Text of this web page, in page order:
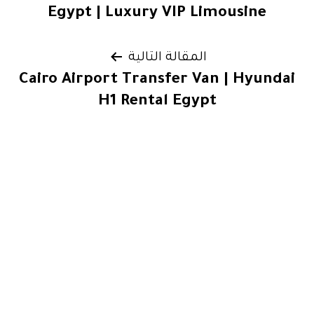
المقالات
Egypt | Luxury VIP Limousine
المقالة التالية
Cairo Airport Transfer Van | Hyundai
H1 Rental Egypt